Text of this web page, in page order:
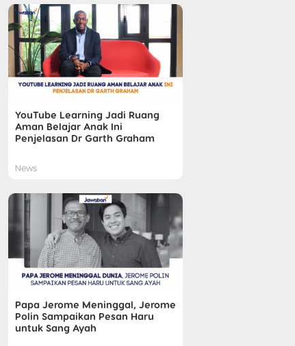
YouTube Learning Jadi Ruang
Aman Belajar Anak Ini
Penjelasan Dr Garth Graham
News
Papa Jerome Meninggal, Jerome
Polin Sampaikan Pesan Haru
untuk Sang Ayah